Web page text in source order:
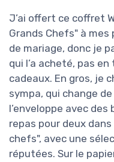
J’ai offert ce coffret
Grands Chefs" à
de mariage, donc je
qui l’a acheté, pas
cadeaux. En gros, je
sympa, qui change
l’enveloppe avec
repas pour deux
chefs", avec une
réputées. Sur le